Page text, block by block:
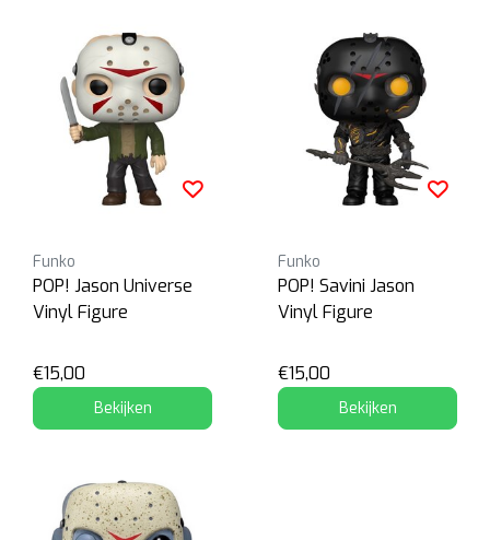
Funko
POP! Jason Universe
Vinyl Figure
€15,00
Bekijken
Funko
POP! Savini Jason
Vinyl Figure
€15,00
Bekijken